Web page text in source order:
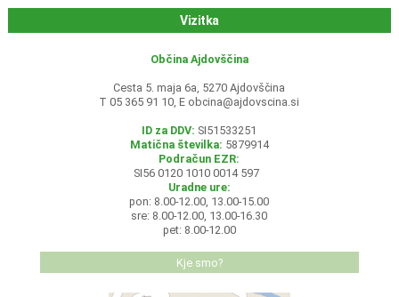
Vizitka
Občina Ajdovščina
Cesta 5. maja 6a, 5270 Ajdovščina
T 05 365 91 10, E obcina@ajdovscina.si
ID za DDV: SI51533251
Matična številka: 5879914
Podračun EZR:
SI56 0120 1010 0014 597
Uradne ure:
pon: 8.00-12.00, 13.00-15.00
sre: 8.00-12.00, 13.00-16.30
pet: 8.00-12.00
Kje smo?